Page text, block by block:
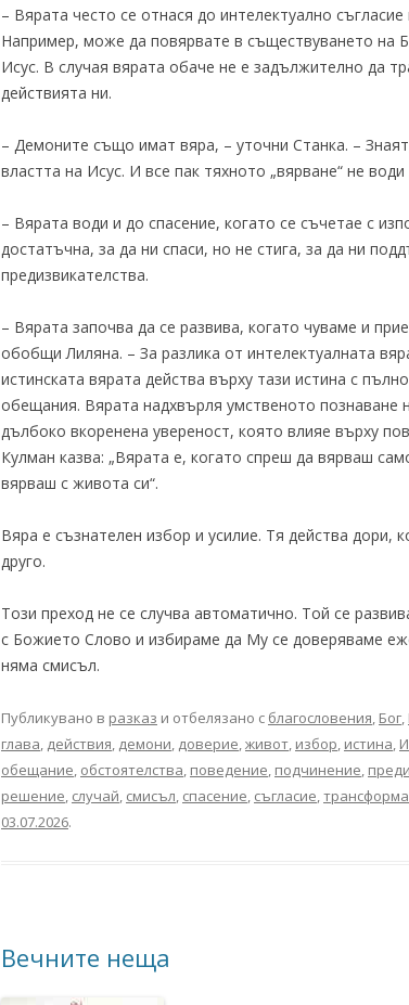
– Вярата често се отнася до интелектуално
Например, може да повярвате в съществуването на
Исус. В случая вярата обаче не е задължително да
действията ни.
– Демоните също имат вяра, – уточни Станка. –
властта на Исус. И все пак тяхното „вярване“ не
– Вярата води и до спасение, когато се съчетае с
достатъчна, за да ни спаси, но не стига, за да ни
предизвикателства.
– Вярата започва да се развива, когато чуваме и
обобщи Лиляна. – За разлика от интелектуалната
истинската вярата действа върху тази истина с
обещания. Вярата надхвърля умственото
дълбоко вкоренена увереност, която влияе върху
Кулман казва: „Вярата е, когато спреш да вярваш
вярваш с живота си“.
Вяра е съзнателен избор и усилие. Тя действа дори,
друго.
Този преход не се случва автоматично. Той се
с Божието Слово и избираме да Му се доверяваме
няма смисъл.
Публикувано в разказ и отбелязано с благословения, Бог,
глава, действия, демони, доверие,живот, избор, истина,
обещание, обстоятелства, поведение, подчинение,
решение, случай, смисъл, спасение, съгласие,
03.07.2026.
Вечните неща